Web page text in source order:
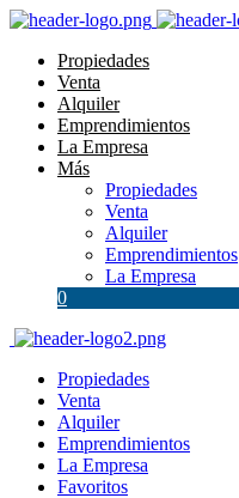
Propiedades
Venta
Alquiler
Emprendimientos
La Empresa
Más
Propiedades
Venta
Alquiler
Emprendimientos
La Empresa
0
Propiedades
Venta
Alquiler
Emprendimientos
La Empresa
Favoritos